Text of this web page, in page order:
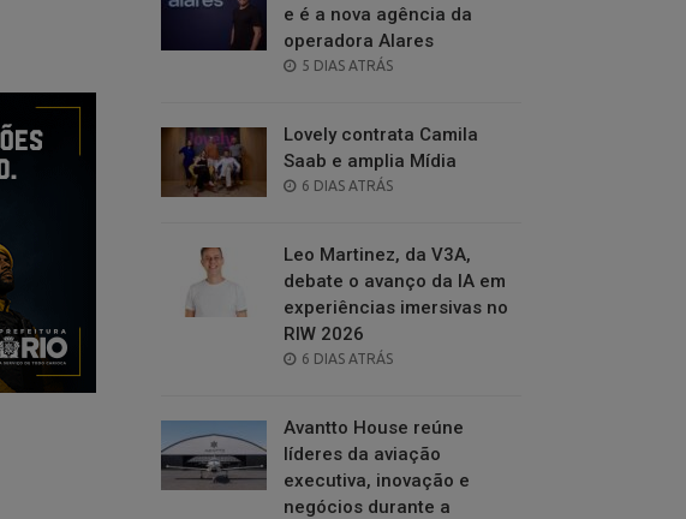
e é a nova agência da
operadora Alares
POSTED
5 DIAS ATRÁS
Lovely contrata Camila
Saab e amplia Mídia
POSTED
6 DIAS ATRÁS
Leo Martinez, da V3A,
debate o avanço da IA em
experiências imersivas no
RIW 2026
POSTED
6 DIAS ATRÁS
Avantto House reúne
líderes da aviação
executiva, inovação e
negócios durante a